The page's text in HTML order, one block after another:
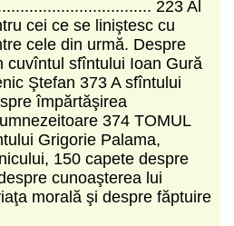
223 Al
cei ce se liniştesc cu
cele din urmă. Despre
cuvîntul sfîntului Ioan Gură
Ştefan 373 A sfîntului
împărtăşirea
374 TOMUL
Grigorie Palama,
150 capete despre
cunoaşterea lui
morală şi despre făptuire